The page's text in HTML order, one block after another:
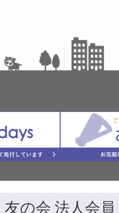
友の会 法人会員